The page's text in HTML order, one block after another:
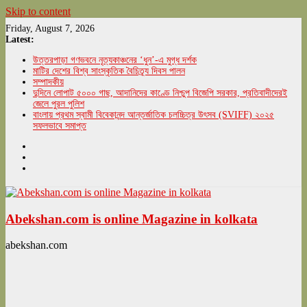
Skip to content
Friday, August 7, 2026
Latest:
উত্তরপাড়া গণভবনে নৃত্যকাঞ্চনের ‘ধুন’-এ মুগ্ধ দর্শক
মাটির দেশের বিশ্ব সাংস্কৃতিক বৈচিত্র্য দিবস পালন
সম্পাদকীয়
দুদিনে লোপাট ৫০০০ গাছ, আদানিদের কাণ্ডে নিশ্চুপ বিজেপি সরকার, প্রতিবাদীদেরই
জেলে পুরল পুলিশ
বাংলায় প্রথম স্বামী বিবেকানন্দ আন্তর্জাতিক চলচ্চিত্র উৎসব (SVIFF) ২০২৫
সফলভাবে সমাপ্ত
Abekshan.com is online Magazine in kolkata
abekshan.com